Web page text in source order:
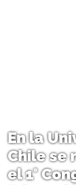
En la
Chile se
el 1°